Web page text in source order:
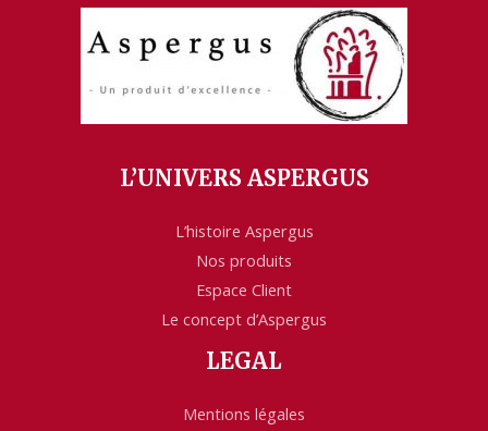
L’UNIVERS ASPERGUS
L’histoire Aspergus
Nos produits
Espace Client
Le concept d’Aspergus
LEGAL
Mentions légales